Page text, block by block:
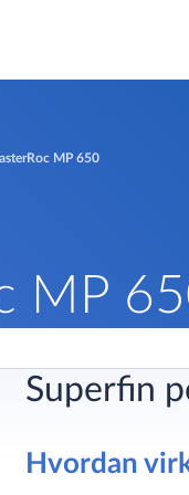
MP 650
MP
Superfin
Hvordan